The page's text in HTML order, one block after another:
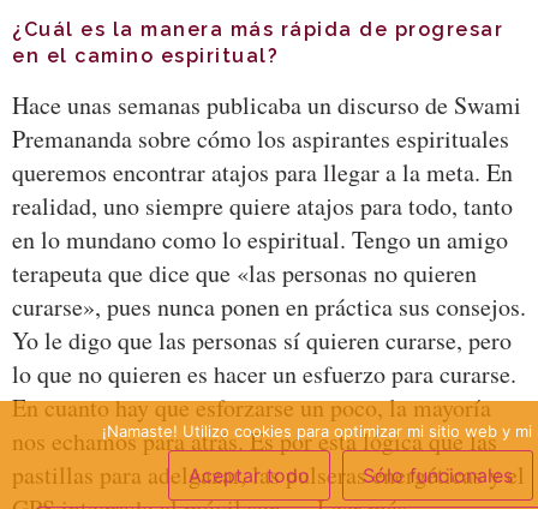
¿Cuál es la manera más rápida de progresar
en el camino espiritual?
Hace unas semanas publicaba un discurso de Swami
Premananda sobre cómo los aspirantes espirituales
queremos encontrar atajos para llegar a la meta. En
realidad, uno siempre quiere atajos para todo, tanto
en lo mundano como lo espiritual. Tengo un amigo
terapeuta que dice que «las personas no quieren
curarse», pues nunca ponen en práctica sus consejos.
Yo le digo que las personas sí quieren curarse, pero
lo que no quieren es hacer un esfuerzo para curarse.
En cuanto hay que esforzarse un poco, la mayoría
nos echamos para atrás. Es por esta lógica que las
pastillas para adelgazar, las pulseras energéticas y el
¡Namaste! Utilizo cookies para optimizar mi sitio web y mi
Aceptar todo Sólo funcionales